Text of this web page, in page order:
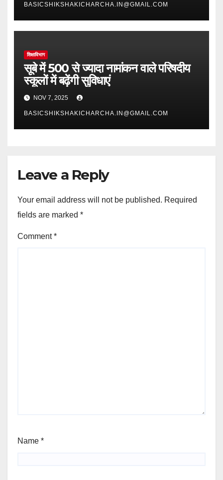
BASICSHIKSHAKICHARCHA.IN@GMAIL.COM
शिक्षाविभाग
सूबे में 500 से ज्यादा नामांकन वाले परिषदीय
स्कूलों में बढ़ेंगी सुविधाएं
NOV 7, 2025
BASICSHIKSHAKICHARCHA.IN@GMAIL.COM
Leave a Reply
Your email address will not be published. Required
fields are marked *
Comment*
Name *